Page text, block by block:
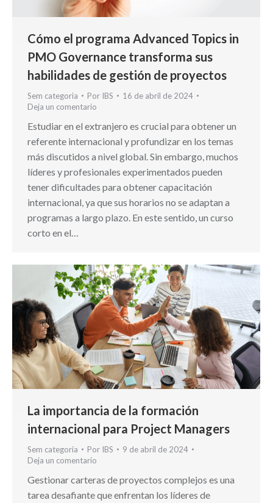
Cómo el programa Advanced Topics in
PMO Governance transforma sus
habilidades de gestión de proyectos
Sem categoria Por IBS
16 de abril de 2024
Deja un comentario
Estudiar en el extranjero es crucial para obtener un
referente internacional y profundizar en los temas
más discutidos a nivel global. Sin embargo, muchos
líderes y profesionales experimentados pueden
tener dificultades para obtener capacitación
internacional, ya que sus horarios no se adaptan a
programas a largo plazo. En este sentido, un curso
corto en el…
La importancia de la formación
internacional para Project Managers
Sem categoria Por IBS
9 de abril de 2024
Deja un comentario
Gestionar carteras de proyectos complejos es una
tarea desafiante que enfrentan los líderes de